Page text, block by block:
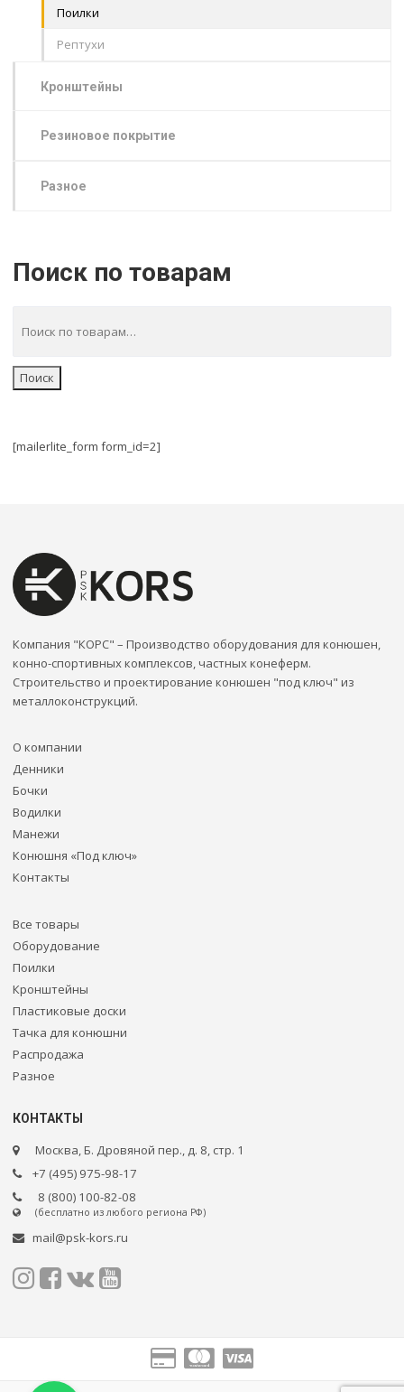
Поилки
Рептухи
Кронштейны
Резиновое покрытие
Разное
Поиск по товарам
Поиск
[mailerlite_form form_id=2]
Компания "КОРС" – Производство оборудования для конюшен,
конно-спортивных комплексов, частных конеферм.
Строительство и проектирование конюшен "под ключ" из
металлоконструкций.
О компании
Денники
Бочки
Водилки
Манежи
Конюшня «Под ключ»
Контакты
Все товары
Оборудование
Поилки
Кронштейны
Пластиковые доски
Тачка для конюшни
Распродажа
Разное
КОНТАКТЫ
Москва, Б. Дровяной пер., д. 8, стр. 1
+7 (495) 975-98-17
8 (800) 100-82-08
(бесплатно из любого региона РФ)
mail@psk-kors.ru